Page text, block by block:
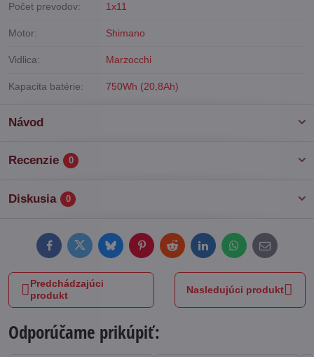
Počet prevodov: 1x11
Motor: Shimano
Vidlica: Marzocchi
Kapacita batérie: 750Wh (20,8Ah)
Návod
Recenzie 0
Diskusia 0
FacebookTwitterBlueskyPinterestRedditLinkedInWhatsApp
E-
mail
Predchádzajúci
produkt
Nasledujúci produkt
Odporúčame prikúpiť: